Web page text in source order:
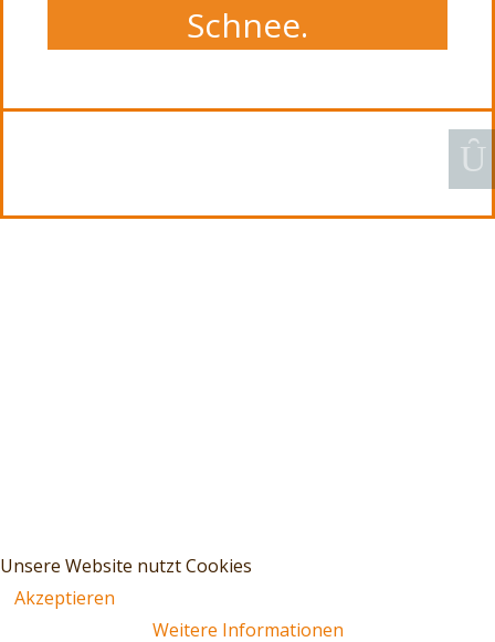
Schnee.
Unsere Website nutzt Cookies
Akzeptieren
Weitere Informationen